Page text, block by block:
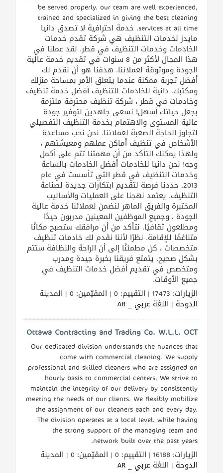
be served properly. our team are well experienced,
trained and specialized in giving the best cleaning
services at all time. خدمة احترافية لا تصدق دانيا
مايدز لخدمات التنظيف هي شركة تقدم خدمات
الخادمات وخدمات التنظيف في قطر. لقد عملنا في
هذا المجال لأكثر من 8 سنوات في تقديم خدمة عالية
الجودة وموثوقة لعملائنا. هدفنا هو أن نقدم لك
أفضل تجربة ممكنة عندما يتعلق الأمر بمساحة منزلك
ومكتبك. دانية للخادمات للتنظيف أفضل خدمة تنظيف
وخادمات في قطر ، شركة تنظيف محترفة ملتزمة
بجعل حياتك أسهل! نسعى جاهدين لتوفير جودة
عالية المستوى والاهتمام بخدمة التنظيف التفصيلي
لتجاوز الحاجة الصعبة لعملائنا. نحن نحب مساعدة
الأشخاص في تنظيف أماكن عملهم ومعيشتهم ،
ولهذا يمكنك التأكد من أن مهمتنا تتم على أكمل
وجه! نحن دانيا للخادمات أفضل الخادمات بالساعة
وخدمات التنظيف في قطر التي تأسست في عام
2013. حددنا فرصة لتقديم ابتكارات جديدة لصناعة
التنظيف. يعتمد نهجنا على العمليات والأساليب
المختبرة والفريق الماهر لنضمن لعملائنا خدمة عالية
الجودة ، وجميع الموظفين المعينين مدربون جيدًا
ومطلعون ثقافيًا. نتأكد من أن مرافقك ستصبح مكانًا
متناغمًا للإقامة. نظرًا لأننا نقدم لك خادمات تنظيف
متخصصات ، كن مطمئنًا إلى أن الراحة والنظافة ستتم
بشكل صحيح. يتمتع فريقنا بخبرة جيدة ومدرب
ومتخصص في تقديم أفضل خدمات التنظيف في
جميع الأوقات.
الزيارات: 17473 | التقييم: 0 | المقيّمين: 0 | المدينة
الدوحة | اللغة عربي _ AR
Ottawa Contracting and Trading Co. W.L.L. OCT
Our dedicated division understands the nuances that
come with commercial cleaning. We supply
professional and skilled cleaners who are assigned on
hourly basis to commercial centers. We strive to
maintain the integrity of our delivery by consistently
meeting the needs of our clients. We flexibly mobilize
the assignment of our cleaners each and every day.
The division operates at a local level, while having
the strong support of the managing team and
network built over the past years.
الزيارات: 16188 | التقييم: 0 | المقيّمين: 0 | المدينة
الدوحة | اللغة عربي _ AR